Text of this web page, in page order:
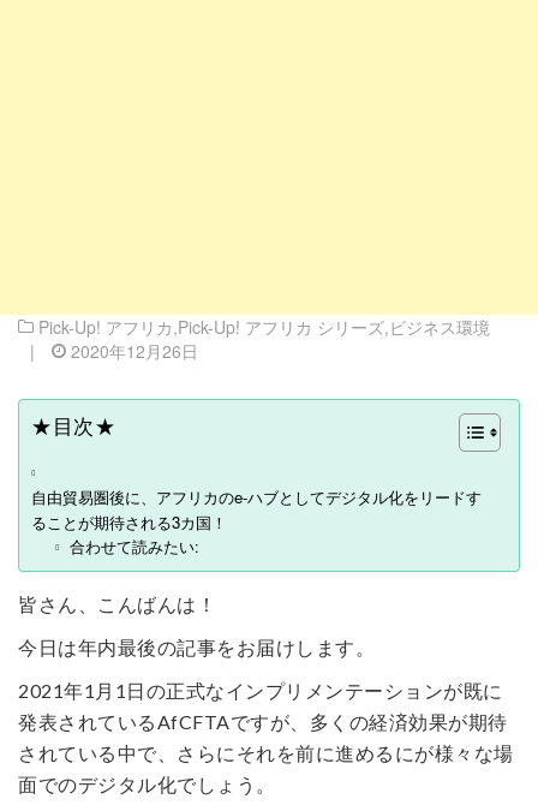
Pick-Up! アフリカ,Pick-Up! アフリカ シリーズ,ビジネス環境
|
2020年12月26日
★目次★
自由貿易圏後に、アフリカのe-ハブとしてデジタル化をリードす
ることが期待される3カ国！
合わせて読みたい:
皆さん、こんばんは！
今日は年内最後の記事をお届けします。
2021年1月1日の正式なインプリメンテーションが既に
発表されているAfCFTAですが、多くの経済効果が期待
されている中で、さらにそれを前に進めるにが様々な場
面でのデジタル化でしょう。